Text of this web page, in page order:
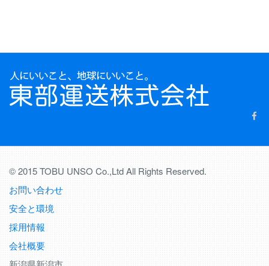
© 2015 TOBU UNSO Co.,Ltd All Rights Reserved.
お問い合わせ
安全と環境
採用情報
会社概要